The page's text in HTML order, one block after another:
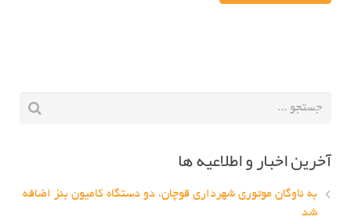
آخرین اخبار و اطلاعیه ها
به ناوگان موتوری شهرداری قوچان، دو دستگاه کامیون بنز اضافه
شد